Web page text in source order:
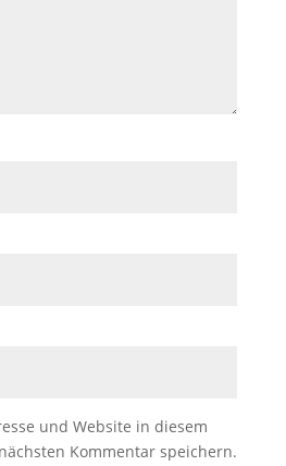
und Website in diesem
Kommentar speichern.